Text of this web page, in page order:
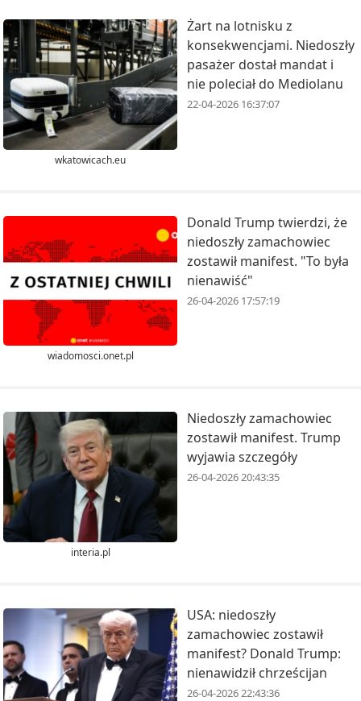
wkatowicach.eu
Żart na lotnisku z
konsekwencjami. Niedoszły
pasażer dostał mandat i
nie poleciał do Mediolanu
22-04-2026 16:37:07
wiadomosci.onet.pl
Donald Trump twierdzi, że
niedoszły zamachowiec
zostawił manifest. "To była
nienawiść"
26-04-2026 17:57:19
interia.pl
Niedoszły zamachowiec
zostawił manifest. Trump
wyjawia szczegóły
26-04-2026 20:43:35
USA: niedoszły
zamachowiec zostawił
manifest? Donald Trump:
nienawidził chrześcijan
26-04-2026 22:43:36